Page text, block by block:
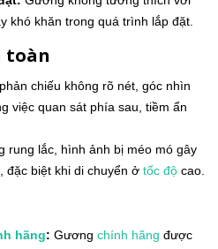
khó khăn trong quá trình lắp đặt.
toàn
chiếu không rõ nét, góc nhìn
việc quan sát phía sau, tiềm ẩn
rung lắc, hình ảnh bị méo mó gây
đặc biệt khi di chuyển ở tốc độ cao.
hãng: Gương chính hãng được